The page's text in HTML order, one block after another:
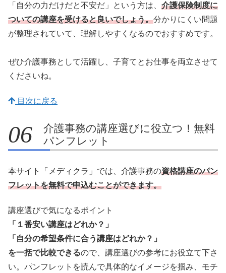
「自分の力だけだと不安だ」という方は、 介護保険制度に
ついての講座を受けると良いでしょう。分かりにくい問題
が整理されていて、理解しやすくなるのでおすすめです。
ぜひ介護事務として活躍し、子育てとお仕事を両立させて
くださいね。
目次に戻る
介護事務の講座選びに役立つ！無料
パンフレット
本サイト「メディクラ」では、介護事務の資格講座のパン
フレットを無料で申込むことができます。
講座選びで気になるポイント
「１番安い講座はどれか？」
「自分の希望条件に合う講座はどれか？」
を一括で比較できるので、講座選びの参考にお役立て下さ
い。パンフレットを読んで具体的なイメージを掴み、モチ